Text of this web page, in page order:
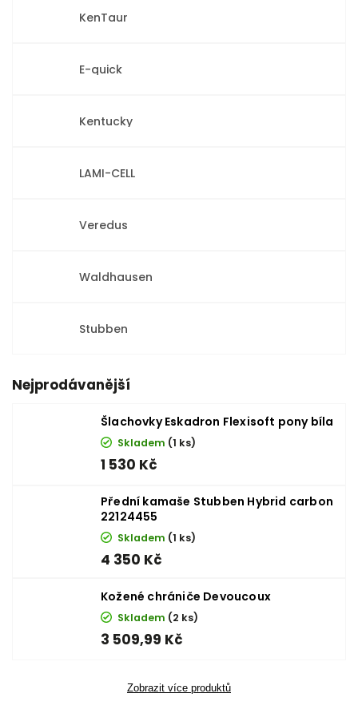
KenTaur
E-quick
Kentucky
LAMI-CELL
Veredus
Waldhausen
Stubben
Nejprodávanější
Šlachovky Eskadron Flexisoft pony bíla
Skladem (1 ks)
1 530 Kč
Přední kamaše Stubben Hybrid carbon
22124455
Skladem (1 ks)
4 350 Kč
Kožené chrániče Devoucoux
Skladem (2 ks)
3 509,99 Kč
Zobrazit více produktů